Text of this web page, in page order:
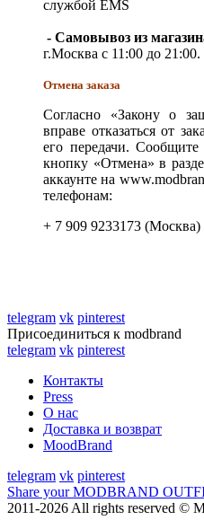
службой EMS
- Самовывоз из
г.Москва с 11:00 до 21:00.
Отмена заказа
Согласно «Закону о
вправе отказаться от
его передачи.
кнопку «Отмена» в
аккаунте на
телефонам:
+ 7 909 9233173 (Москва)
telegram vk pinterest
Присоединиться к modbrand
telegram vk pinterest
Контакты
Press
О нас
Доставка и возврат
MoodBrand
telegram vk pinterest
Share your MODBRAND
2011-2026 All rights reserved ©